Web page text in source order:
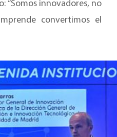
“Somos innovadores, no
convertimos el